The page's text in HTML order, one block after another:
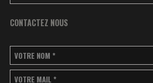
CONTACTEZ NOUS
VOTRE NOM *
VOTRE MAIL *